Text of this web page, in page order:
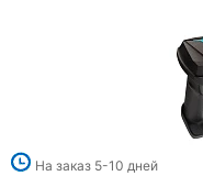
На заказ 5-10 дней